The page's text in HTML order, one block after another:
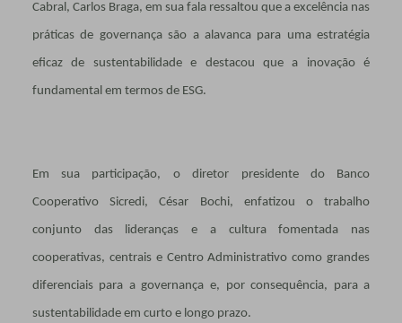
Cabral, Carlos Braga, em sua fala ressaltou que a excelência nas
práticas de governança são a alavanca para uma estratégia
eficaz de sustentabilidade e destacou que a inovação é
fundamental em termos de ESG.
Em sua participação, o diretor presidente do Banco
Cooperativo Sicredi, César Bochi, enfatizou o trabalho
conjunto das lideranças e a cultura fomentada nas
cooperativas, centrais e Centro Administrativo como grandes
diferenciais para a governança e, por consequência, para a
sustentabilidade em curto e longo prazo.